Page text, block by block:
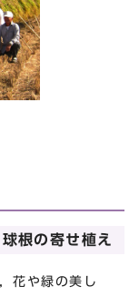
根の寄せ植え
花や緑の美し